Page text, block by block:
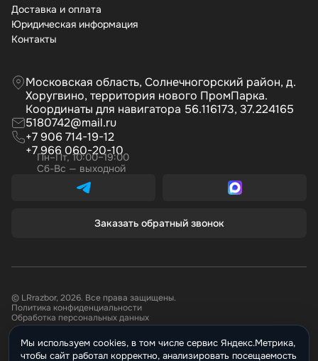
Доставка и оплата
Юридическая информация
Контакты
Московская область, Солнечногорский район, д.
Хоругвино, территория нового ПромПарка.
Координаты для навигатора 56.116173, 37.224165
5180742@mail.ru
+7 906 714-19-12
+7 966 060-20-10
Пн–Пт, 10:00–19:00
Сб-Вс — выходной
Заказать обратный звонок
© LRrazbor, 2026. Все права защищены.
Политика конфиденциальности
Обработка персональных данных
Информация, размещённая на сайте не является публичной офертой.
Все материалы данного сайта являются объектами авторского права.
Мы используем cookies, в том числе сервис Яндекс.Метрика,
чтобы сайт работал корректно, анализировать посещаемость